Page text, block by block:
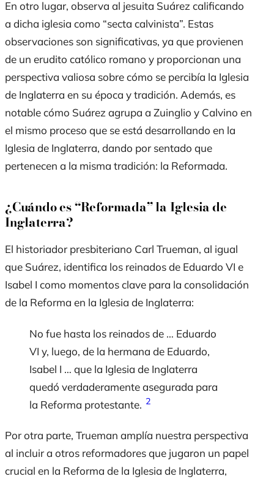
En otro lugar, observa al jesuita Suárez calificando
a dicha iglesia como “secta calvinista”. Estas
observaciones son significativas, ya que provienen
de un erudito católico romano y proporcionan una
perspectiva valiosa sobre cómo se percibía la Iglesia
de Inglaterra en su época y tradición. Además, es
notable cómo Suárez agrupa a Zuinglio y Calvino en
el mismo proceso que se está desarrollando en la
Iglesia de Inglaterra, dando por sentado que
pertenecen a la misma tradición: la Reformada.
¿Cuándo es “Reformada” la Iglesia de
Inglaterra?
El historiador presbiteriano Carl Trueman, al igual
que Suárez, identifica los reinados de Eduardo VI e
Isabel I como momentos clave para la consolidación
de la Reforma en la Iglesia de Inglaterra:
No fue hasta los reinados de … Eduardo
VI y, luego, de la hermana de Eduardo,
Isabel I … que la Iglesia de Inglaterra
quedó verdaderamente asegurada para
la Reforma protestante. 2
Por otra parte, Trueman amplía nuestra perspectiva
al incluir a otros reformadores que jugaron un papel
crucial en la Reforma de la Iglesia de Inglaterra,